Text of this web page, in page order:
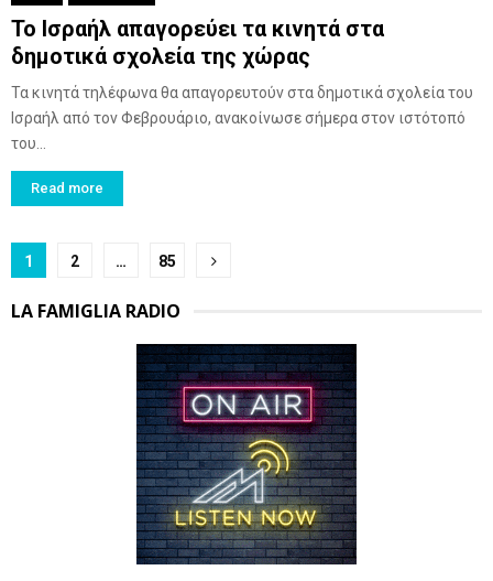
Το Ισραήλ απαγορεύει τα κινητά στα
δημοτικά σχολεία της χώρας
Τα κινητά τηλέφωνα θα απαγορευτούν στα δημοτικά σχολεία του
Ισραήλ από τον Φεβρουάριο, ανακοίνωσε σήμερα στον ιστότοπό
του...
Read more
Posts
pagination
1 2 … 85
LA FAMIGLIA RADIO